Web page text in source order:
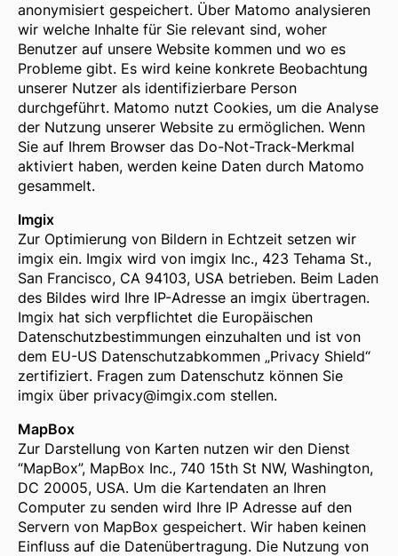
anonymisiert gespeichert. Über Matomo analysieren
wir welche Inhalte für Sie relevant sind, woher
Benutzer auf unsere Website kommen und wo es
Probleme gibt. Es wird keine konkrete Beobachtung
unserer Nutzer als identifizierbare Person
durchgeführt. Matomo nutzt Cookies, um die Analyse
der Nutzung unserer Website zu ermöglichen. Wenn
Sie auf Ihrem Browser das Do-Not-Track-Merkmal
aktiviert haben, werden keine Daten durch Matomo
gesammelt.
Imgix
Zur Optimierung von Bildern in Echtzeit setzen wir
imgix ein. Imgix wird von imgix Inc., 423 Tehama St.,
San Francisco, CA 94103, USA betrieben. Beim Laden
des Bildes wird Ihre IP-Adresse an imgix übertragen.
Imgix hat sich verpflichtet die Europäischen
Datenschutzbestimmungen einzuhalten und ist von
dem EU-US Datenschutzabkommen „Privacy Shield“
zertifiziert. Fragen zum Datenschutz können Sie
imgix über privacy@imgix.com stellen.
MapBox
Zur Darstellung von Karten nutzen wir den Dienst
“MapBox”, MapBox Inc., 740 15th St NW, Washington,
DC 20005, USA. Um die Kartendaten an Ihren
Computer zu senden wird Ihre IP Adresse auf den
Servern von MapBox gespeichert. Wir haben keinen
Einfluss auf die Datenübertragung. Die Nutzung von